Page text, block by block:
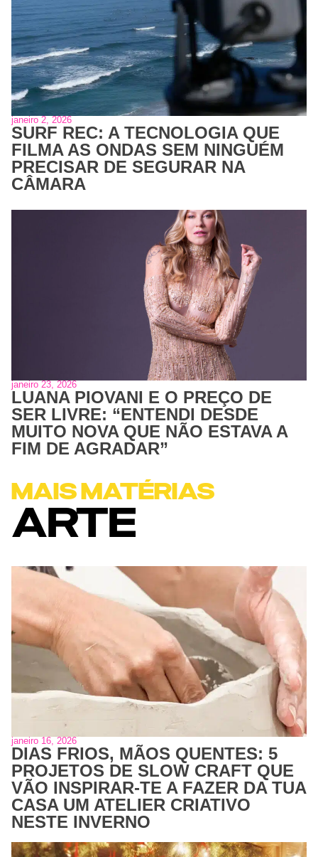
janeiro 2, 2026
SURF REC: A TECNOLOGIA QUE
FILMA AS ONDAS SEM NINGUÉM
PRECISAR DE SEGURAR NA
CÂMARA
janeiro 23, 2026
LUANA PIOVANI E O PREÇO DE
SER LIVRE: “ENTENDI DESDE
MUITO NOVA QUE NÃO ESTAVA A
FIM DE AGRADAR”
MAIS MATÉRIAS
ARTE
janeiro 16, 2026
DIAS FRIOS, MÃOS QUENTES: 5
PROJETOS DE SLOW CRAFT QUE
VÃO INSPIRAR-TE A FAZER DA TUA
CASA UM ATELIER CRIATIVO
NESTE INVERNO